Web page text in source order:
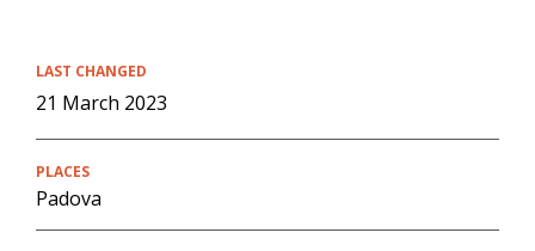
LAST CHANGED
21 March 2023
PLACES
Padova